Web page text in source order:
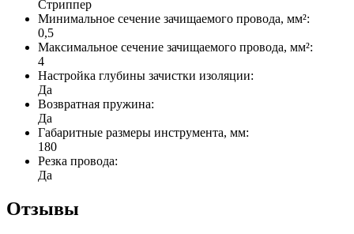
Стриппер
Минимальное сечение зачищаемого провода, мм²:
0,5
Максимальное сечение зачищаемого провода, мм²:
4
Настройка глубины зачистки изоляции:
Да
Возвратная пружина:
Да
Габаритные размеры инструмента, мм:
180
Резка провода:
Да
Отзывы